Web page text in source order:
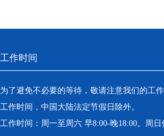
工作时间
为了避免不必要的等待，敬请注意我们的工
工作时间，中国大陆法定节假日除外。
工作时间：周一至周六 早8:00-晚18:00。周日